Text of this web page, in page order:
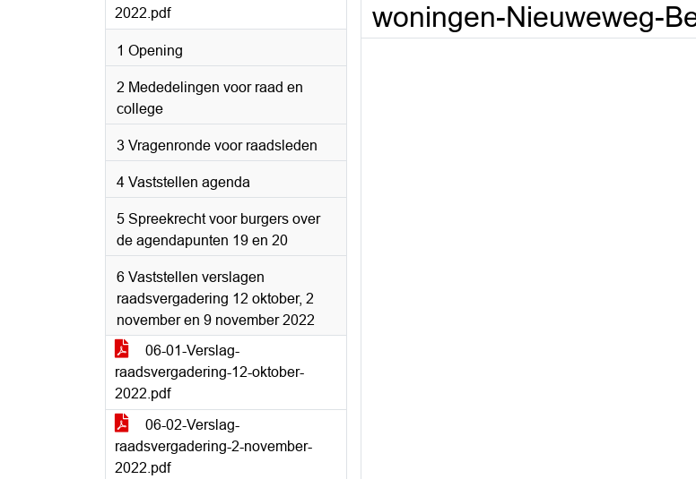
2022.pdf
1 Opening
2 Mededelingen voor raad en
college
3 Vragenronde voor raadsleden
4 Vaststellen agenda
5 Spreekrecht voor burgers over
de agendapunten 19 en 20
6 Vaststellen verslagen
raadsvergadering 12 oktober, 2
november en 9 november 2022
06-01-Verslag-
raadsvergadering-12-oktober-
2022.pdf
06-02-Verslag-
raadsvergadering-2-november-
2022.pdf
woningen-Nieuweweg-